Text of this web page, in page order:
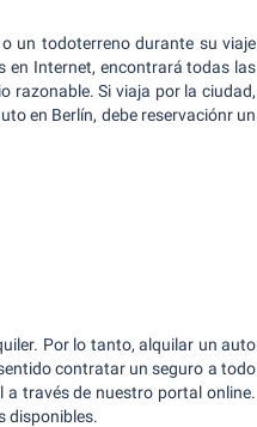
un todoterreno durante su viaje
en Internet, encontrará todas las
razonable. Si viaja por la ciudad,
en Berlín, debe reservaciónr un
Por lo tanto, alquilar un auto
contratar un seguro a todo
través de nuestro portal online.
disponibles.